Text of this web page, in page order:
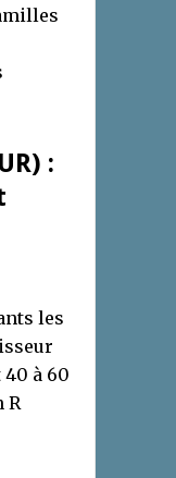
:
les
à 60
R